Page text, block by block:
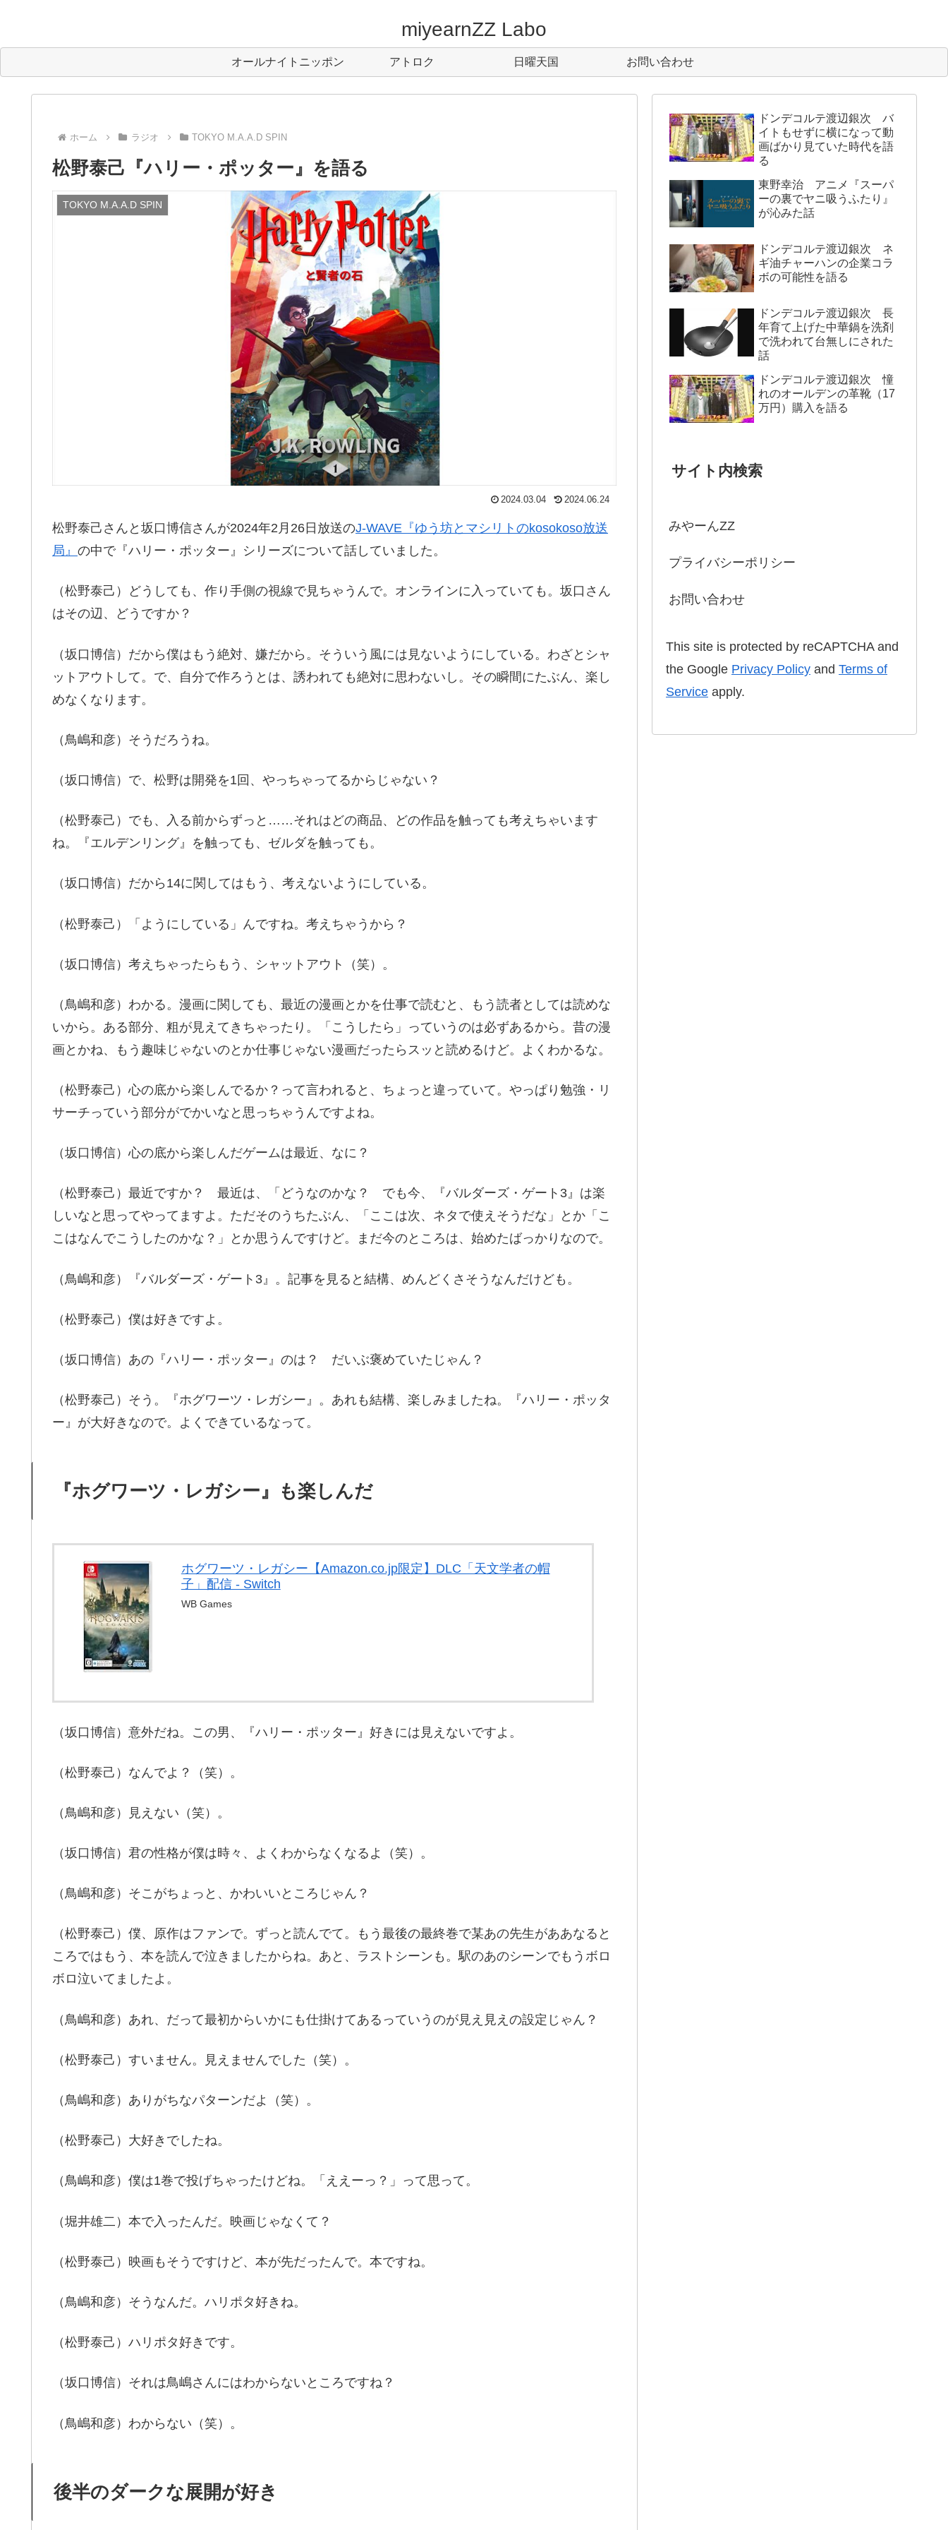
miyearnZZ Labo
オールナイトニッポン アトロク 日曜天国 お問い合わせ
ホーム ラジオ TOKYO M.A.A.D SPIN
松野泰己『ハリー・ポッター』を語る
TOKYO M.A.A.D SPIN
2024.03.04 2024.06.24
松野泰己さんと坂口博信さんが2024年2月26日放送のJ-WAVE『ゆう坊とマシリトのkosokoso放送
局』 の中で『ハリー・ポッター』シリーズについて話していました。
（松野泰己）どうしても、作り手側の視線で見ちゃうんで。オンラインに入っていても。坂口さん
はその辺、どうですか？
（坂口博信）だから僕はもう絶対、嫌だから。そういう風には見ないようにしている。わざとシャ
ットアウトして。で、自分で作ろうとは、誘われても絶対に思わないし。その瞬間にたぶん、楽し
めなくなります。
（鳥嶋和彦）そうだろうね。
（坂口博信）で、松野は開発を1回、やっちゃってるからじゃない？
（松野泰己）でも、入る前からずっと……それはどの商品、どの作品を触っても考えちゃいます
ね。『エルデンリング』を触っても、ゼルダを触っても。
（坂口博信）だから14に関してはもう、考えないようにしている。
（松野泰己）「ようにしている」んですね。考えちゃうから？
（坂口博信）考えちゃったらもう、シャットアウト（笑）。
（鳥嶋和彦）わかる。漫画に関しても、最近の漫画とかを仕事で読むと、もう読者としては読めな
いから。ある部分、粗が見えてきちゃったり。「こうしたら」っていうのは必ずあるから。昔の漫
画とかね、もう趣味じゃないのとか仕事じゃない漫画だったらスッと読めるけど。よくわかるな。
（松野泰己）心の底から楽しんでるか？って言われると、ちょっと違っていて。やっぱり勉強・リ
サーチっていう部分がでかいなと思っちゃうんですよね。
（坂口博信）心の底から楽しんだゲームは最近、なに？
（松野泰己）最近ですか？ 最近は、「どうなのかな？ でも今、『バルダーズ・ゲート3』は楽
しいなと思ってやってますよ。ただそのうちたぶん、「ここは次、ネタで使えそうだな」とか「こ
こはなんでこうしたのかな？」とか思うんですけど。まだ今のところは、始めたばっかりなので。
（鳥嶋和彦）『バルダーズ・ゲート3』。記事を見ると結構、めんどくさそうなんだけども。
（松野泰己）僕は好きですよ。
（坂口博信）あの『ハリー・ポッター』のは？ だいぶ褒めていたじゃん？
（松野泰己）そう。『ホグワーツ・レガシー』。あれも結構、楽しみましたね。『ハリー・ポッタ
ー』が大好きなので。よくできているなって。
『ホグワーツ・レガシー』も楽しんだ
ホグワーツ・レガシー【Amazon.co.jp限定】DLC「天文学者の帽
子」配信 - Switch
WB Games
（坂口博信）意外だね。この男、『ハリー・ポッター』好きには見えないですよ。
（松野泰己）なんでよ？（笑）。
（鳥嶋和彦）見えない（笑）。
（坂口博信）君の性格が僕は時々、よくわからなくなるよ（笑）。
（鳥嶋和彦）そこがちょっと、かわいいところじゃん？
（松野泰己）僕、原作はファンで。ずっと読んでて。もう最後の最終巻で某あの先生がああなると
ころではもう、本を読んで泣きましたからね。あと、ラストシーンも。駅のあのシーンでもうボロ
ボロ泣いてましたよ。
（鳥嶋和彦）あれ、だって最初からいかにも仕掛けてあるっていうのが見え見えの設定じゃん？
（松野泰己）すいません。見えませんでした（笑）。
（鳥嶋和彦）ありがちなパターンだよ（笑）。
（松野泰己）大好きでしたね。
（鳥嶋和彦）僕は1巻で投げちゃったけどね。「ええーっ？」って思って。
（堀井雄二）本で入ったんだ。映画じゃなくて？
（松野泰己）映画もそうですけど、本が先だったんで。本ですね。
（鳥嶋和彦）そうなんだ。ハリポタ好きね。
（松野泰己）ハリポタ好きです。
（坂口博信）それは鳥嶋さんにはわからないところですね？
（鳥嶋和彦）わからない（笑）。
後半のダークな展開が好き
ドンデコルテ渡辺銀次 バ
イトもせずに横になって動
画ばかり見ていた時代を語
る
東野幸治 アニメ『スーパ
ーの裏でヤニ吸うふたり』
が沁みた話
ドンデコルテ渡辺銀次 ネ
ギ油チャーハンの企業コラ
ボの可能性を語る
ドンデコルテ渡辺銀次 長
年育て上げた中華鍋を洗剤
で洗われて台無しにされた
話
ドンデコルテ渡辺銀次 憧
れのオールデンの革靴（17
万円）購入を語る
サイト内検索
みやーんZZ
プライバシーポリシー
お問い合わせ
This site is protected by reCAPTCHA and
the Google Privacy Policy and Terms of
Service apply.